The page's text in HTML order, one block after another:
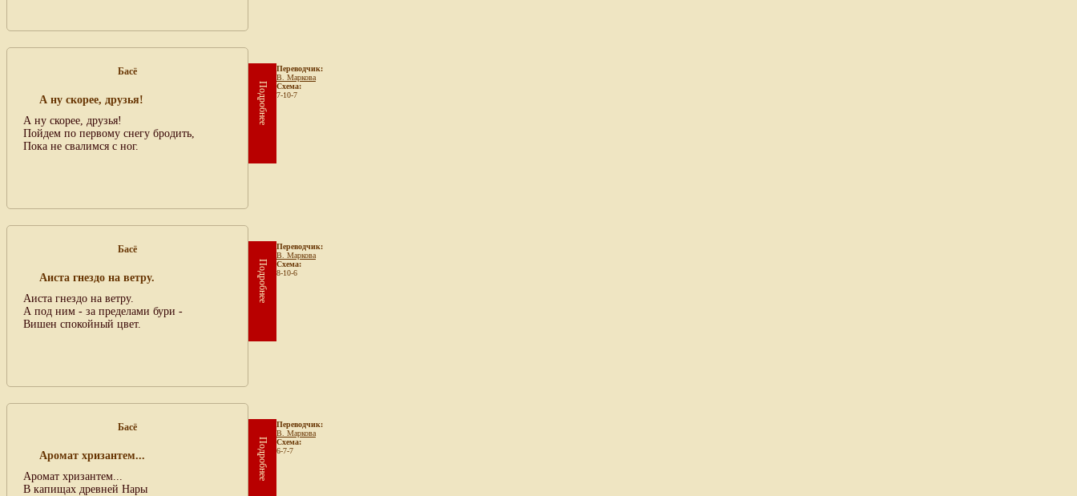
Басё
А ну скорее, друзья!
А ну скорее, друзья!
Пойдем по первому снегу бродить,
Пока не свалимся с ног.
Подробнее
Переводчик:
В. Маркова
Схема:
7-10-7
Басё
Аиста гнездо на ветру.
Аиста гнездо на ветру.
А под ним - за пределами бури -
Вишен спокойный цвет.
Подробнее
Переводчик:
В. Маркова
Схема:
8-10-6
Басё
Аромат хризантем...
Аромат хризантем...
В капищах древней Нары
Подробнее
Переводчик:
В. Маркова
Схема:
6-7-7